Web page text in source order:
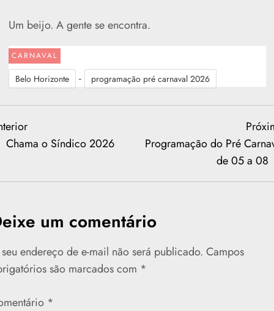
Um beijo. A gente se encontra.
CARNAVAL
Belo Horizonte - programação pré carnaval 2026
Chama o Síndico 2026
Programação do Pré
de 05 a 08
um comentário
endereço de e-mail não será publicado. Campos
são marcados com *
*